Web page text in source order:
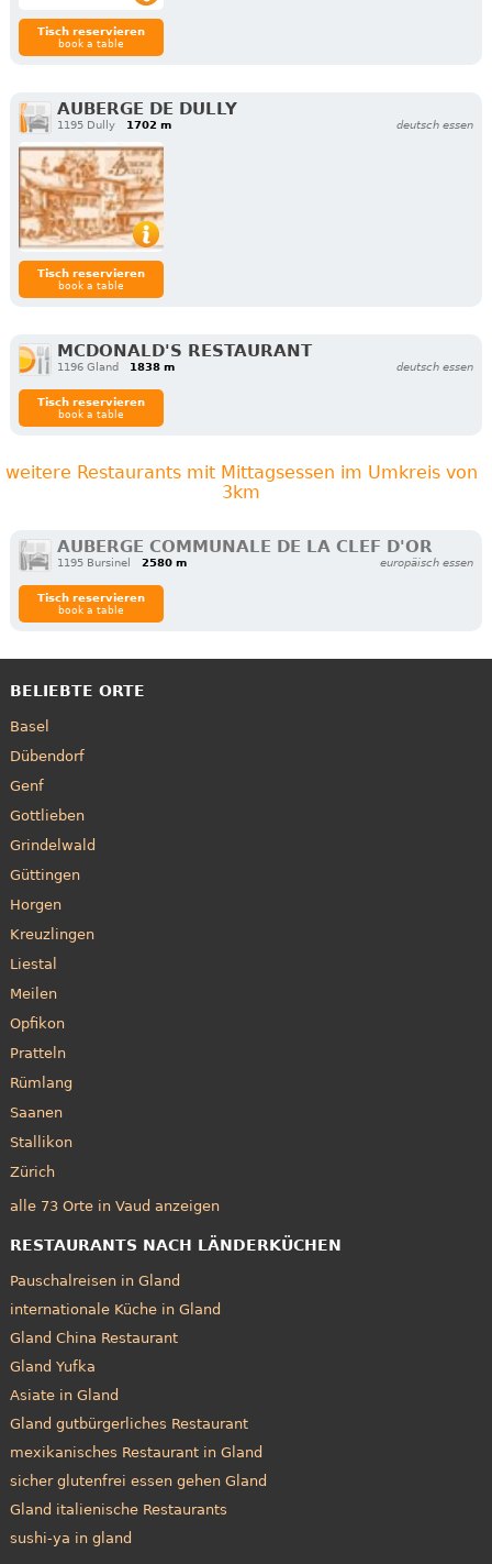
Tisch reservieren
book a table
AUBERGE DE DULLY
1195 Dully 1702 m deutsch essen
Tisch reservieren
book a table
MCDONALD'S RESTAURANT
1196 Gland 1838 m deutsch essen
Tisch reservieren
book a table
weitere Restaurants mit Mittagsessen im Umkreis von
3km
AUBERGE COMMUNALE DE LA CLEF D'OR
1195 Bursinel 2580 m europäisch essen
Tisch reservieren
book a table
BELIEBTE ORTE
Basel
Dübendorf
Genf
Gottlieben
Grindelwald
Güttingen
Horgen
Kreuzlingen
Liestal
Meilen
Opfikon
Pratteln
Rümlang
Saanen
Stallikon
Zürich
alle 73 Orte in Vaud anzeigen
RESTAURANTS NACH LÄNDERKÜCHEN
Pauschalreisen in Gland
internationale Küche in Gland
Gland China Restaurant
Gland Yufka
Asiate in Gland
Gland gutbürgerliches Restaurant
mexikanisches Restaurant in Gland
sicher glutenfrei essen gehen Gland
Gland italienische Restaurants
sushi-ya in gland